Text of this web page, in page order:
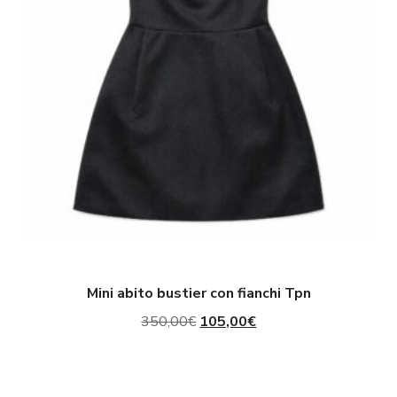
Mini abito bustier con fianchi Tpn
350,00€ Il
105,00€Il